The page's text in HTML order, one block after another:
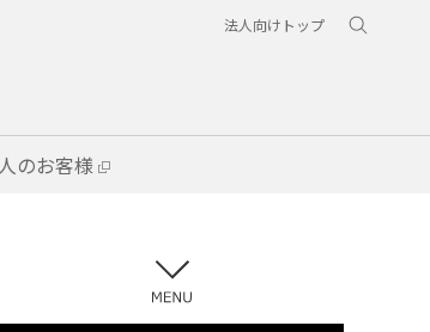
法人向けトップ
のお客様